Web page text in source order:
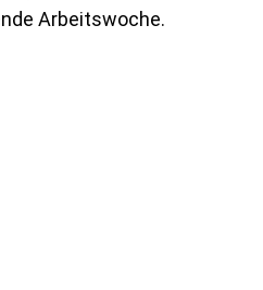
Arbeitswoche.